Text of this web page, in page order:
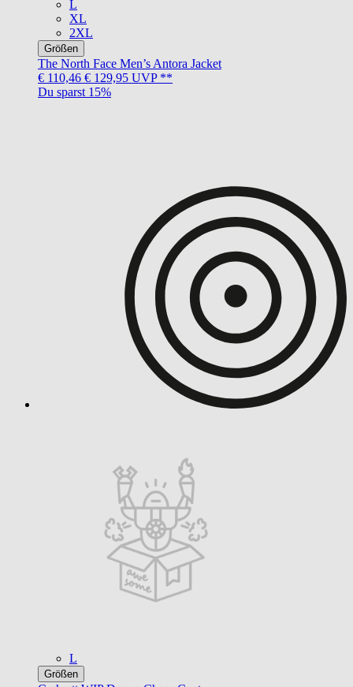
L
XL
2XL
Größen
The North Face Men’s Antora Jacket
€ 110,46 € 129,95 UVP **
Du sparst 15%
L
Größen